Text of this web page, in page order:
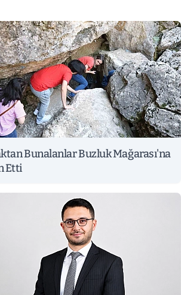
Bunalanlar Buzluk Mağarası'na
Etti